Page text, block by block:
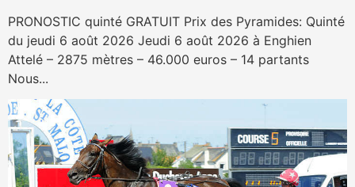
PRONOSTIC quinté GRATUIT Prix des Pyramides: Quinté
du jeudi 6 août 2026 Jeudi 6 août 2026 à Enghien
Attelé – 2875 mètres – 46.000 euros – 14 partants
Nous...